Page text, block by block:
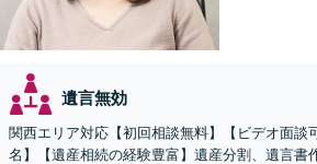
遺言無効
関西エリア対応【初回相談無料】【ビデオ面談
名】【遺産相続の経験豊富】遺産分割、遺言書